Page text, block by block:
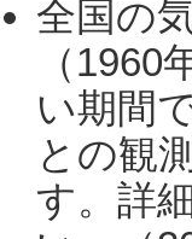
全国の
（
い期間
との観
す。詳